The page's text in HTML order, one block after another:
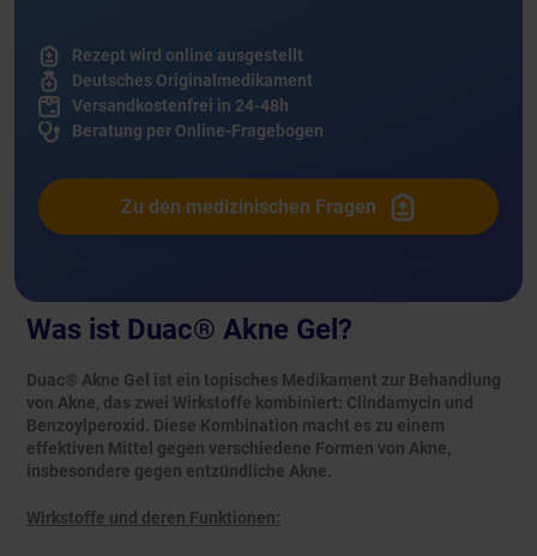
Was ist Duac® Akne Gel?
Duac® Akne Gel ist ein topisches Medikament zur Behandlung
von Akne, das zwei Wirkstoffe kombiniert: Clindamycin und
Benzoylperoxid. Diese Kombination macht es zu einem
effektiven Mittel gegen verschiedene Formen von Akne,
insbesondere gegen entzündliche Akne.
Wirkstoffe und deren Funktionen:
Rezept wird online ausgestellt
Deutsches Originalmedikament
Versandkostenfrei in 24-48h
Beratung per Online-Fragebogen
Zu den medizinischen Fragen